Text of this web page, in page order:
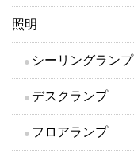
照明
シーリングランプ
デスクランプ
フロアランプ